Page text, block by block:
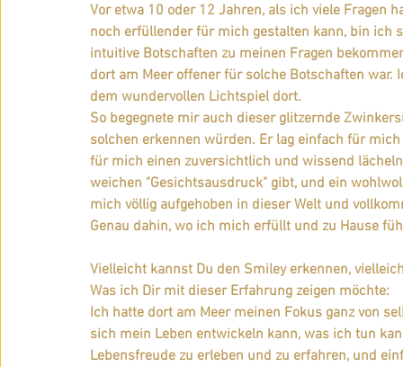
Vor etwa 10 oder 12 Jahren, als ich viele Fragen
noch erfüllender für mich gestalten kann, bin ich
intuitive Botschaften zu meinen Fragen
dort am Meer offener für solche Botschaften
dem wundervollen Lichtspiel dort.
So begegnete mir auch dieser glitzernde
solchen erkennen würden. Er lag einfach für
für mich einen zuversichtlich und wissend
weichen "Gesichtsausdruck" gibt, und ein
mich völlig aufgehoben in dieser Welt und
Genau dahin, wo ich mich erfüllt und zu Hause
Vielleicht kannst Du den Smiley erkennen,
Was ich Dir mit dieser Erfahrung zeigen möchte:
Ich hatte dort am Meer meinen Fokus ganz von
sich mein Leben entwickeln kann, was ich tun
Lebensfreude zu erleben und zu erfahren, und